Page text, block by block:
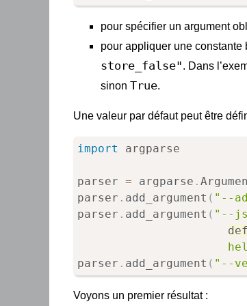
pour spécifier un argument
pour appliquer une constante
store_false". Dans
sinon True.
Une valeur par défaut peut être
import argparse
parser = argparse .
parser . add_argument ( "--
parser . add_argument ( "--
parser . add_argument ( "--
Voyons un premier résultat :